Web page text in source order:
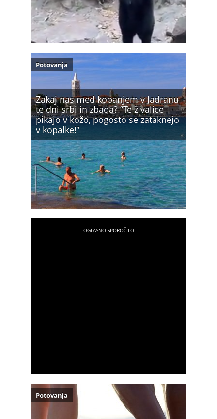
Zakaj nas med kopanjem v Jadranu
te dni srbi in zbada? ”Te živalice
pikajo v kožo, pogosto se zataknejo
v kopalke!”
Potovanja
Potovanja